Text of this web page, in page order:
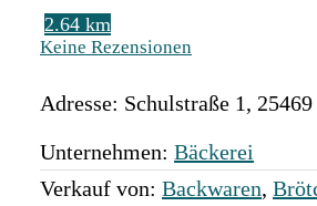
2.64 km
Keine Rezensionen
Adresse: Schulstraße 1, 25469
Unternehmen: Bäckerei
Verkauf von: Backwaren,